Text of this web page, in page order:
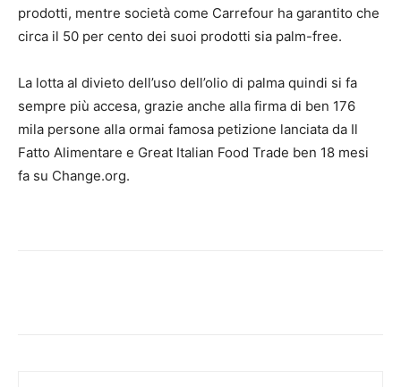
prodotti, mentre società come Carrefour ha garantito che
circa il 50 per cento dei suoi prodotti sia palm-free.
La lotta al divieto dell’uso dell’olio di palma quindi si fa
sempre più accesa, grazie anche alla firma di ben 176
mila persone alla ormai famosa petizione lanciata da Il
Fatto Alimentare e Great Italian Food Trade ben 18 mesi
fa su Change.org.